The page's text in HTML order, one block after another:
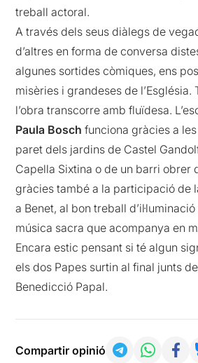
treball actoral.
A través dels seus diàlegs de
d’altres en forma de conversa
algunes sortides còmiques, ens
misèries i grandeses de l’Església.
l’obra transcorre amb fluïdesa.
Paula Boschfunciona gràcies a
paret dels jardins de Castel
Capella Sixtina o de un barri obrer
gràcies també a la participació de
a Benet, al bon treball
música sacra que acompanya en
Encara estic pensant si té algun
els dos Papes surtin al final junts
Benedicció Papal.
Compartir opinió